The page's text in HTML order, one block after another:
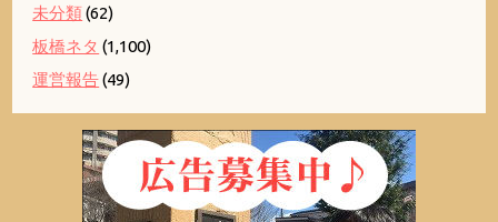
未分類(62)
板橋ネタ (1,100)
運営報告(49)